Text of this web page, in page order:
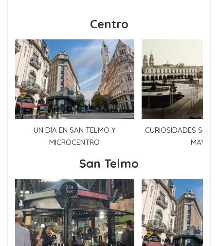
Centro
UN DÍA EN SAN TELMO Y
MICROCENTRO
CURIOSIDADES
MAYO
San Telmo